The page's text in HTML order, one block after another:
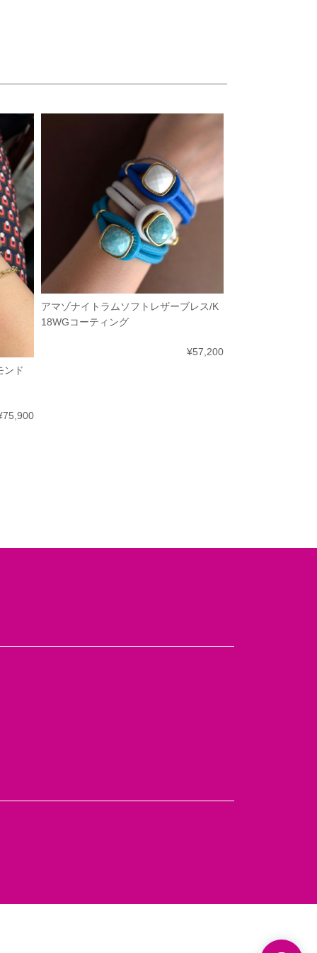
ンド
アマゾナイトラムソフトレザーブレス/K
18WGコーティング
¥57,200